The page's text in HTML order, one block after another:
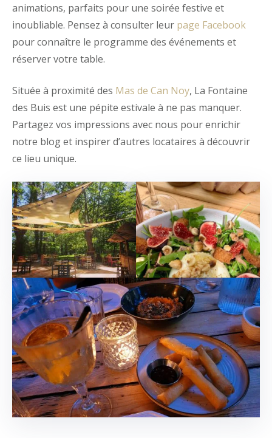
animations, parfaits pour une soirée festive et
inoubliable. Pensez à consulter leur page Facebook
pour connaître le programme des événements et
réserver votre table.
Située à proximité des Mas de Can Noy, La Fontaine
des Buis est une pépite estivale à ne pas manquer.
Partagez vos impressions avec nous pour enrichir
notre blog et inspirer d’autres locataires à découvrir
ce lieu unique.